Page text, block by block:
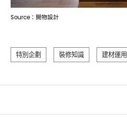
Source：開物設計
特別企劃 裝修知識 建材運用